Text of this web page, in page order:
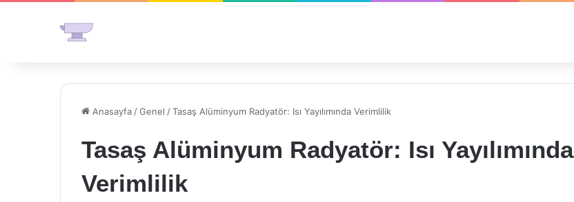
Anasayfa /Genel /Tasaş Alüminyum Radyatör: Isı Yayılımında Verimlilik
Tasaş Alüminyum Radyatör: Isı Yayılımında
Verimlilik